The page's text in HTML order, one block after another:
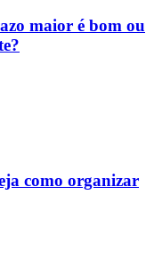
maior é bom ou
como organizar